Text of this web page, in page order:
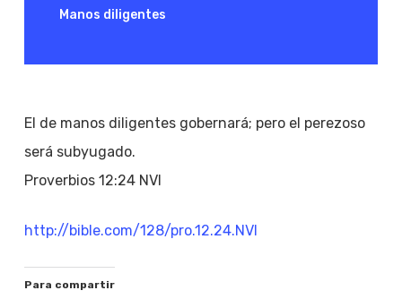
Manos diligentes
El de manos diligentes gobernará; pero el perezoso
será subyugado.
Proverbios 12:24 NVI
http://bible.com/128/pro.12.24.NVI
Para compartir